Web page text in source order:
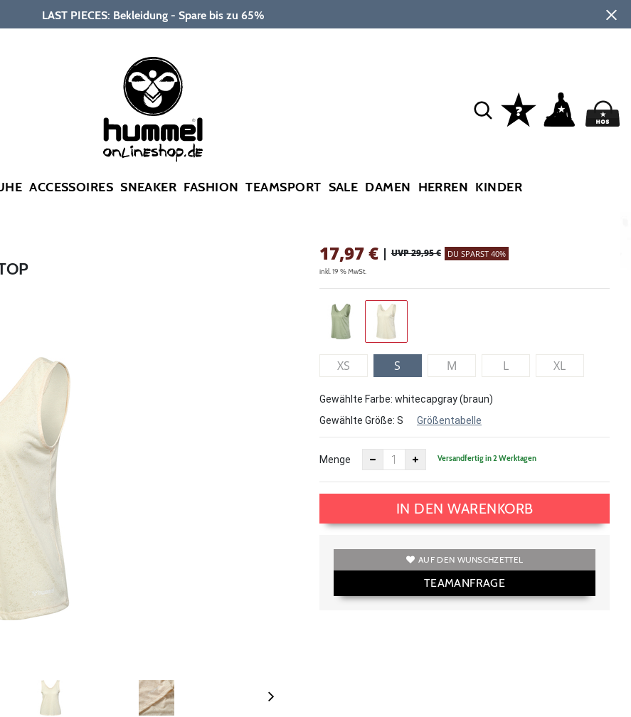
LAST PIECES: Bekleidung - Spare bis zu 65%
ACCESSOIRES SNEAKER FASHION TEAMSPORT SALE DAMEN HERREN KINDER
17,97€ | UVP 29,95 € DU SPARST 40%
inkl. 19 % MwSt.
XS S M L XL
Gewählte Farbe: whitecapgray (braun)
Gewählte Größe: S Größentabelle
Menge Versandfertig in 2 Werktagen
IN DEN WARENKORB
AUF DEN WUNSCHZETTEL
TEAMANFRAGE